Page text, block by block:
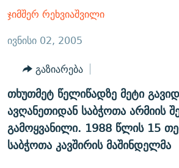
დაბრუნება
ძიებაზე
ᲔᲙᲝᲜᲝᲛᲘᲙᲐ
ᲡᲐᲖᲝᲒᲐᲓᲝᲔᲑᲐ
ᲡᲞᲝᲠᲢᲘ
ᲑᲚᲝᲒᲔᲑᲘ
ᲞᲝᲓᲙᲐᲡᲢᲔᲑᲘ
ᲜᲘᲙᲝᲡ ᲞᲝᲓᲙᲐᲡᲢᲘ
60 ᲓᲔᲪᲘᲑᲔᲚᲘ
ᲒᲐᲜᲙᲘᲗᲮᲕᲘᲡ ᲓᲦᲔ
ᲓᲘᲚᲘᲡ ᲡᲐᲣᲑᲠᲔᲑᲘ
ᲗᲐᲕᲘᲡᲣᲤᲚᲔᲑᲘᲡ ᲛᲝᲜᲘᲢᲝᲠᲘ
ᲤᲔᲜᲝᲕᲐᲜᲘ - 2.10
ᲗᲥᲕᲔᲜᲘ ᲞᲣᲑᲚᲘᲙᲐᲪᲘᲔᲑᲘ
ᲞᲠᲝᲔᲥᲢᲔᲑᲘ
ᲣᲙᲠᲐᲘᲜᲐᲨᲘ ᲓᲐᲦᲣᲞᲣᲚᲘ ᲥᲐᲠᲗᲕᲔᲚᲘ
ᲓᲐᲛᲝᲣᲙᲘᲓᲔᲑᲚᲝᲑᲘᲡ 100 ᲬᲔᲚᲘ
ЭХО КАВКАЗА
ჯიმშერ რეხვიაშვილი
ივნისი 02, 2005
გაზიარება
თხუთმეტ წელიწადზე მეტი
ავღანეთიდან საბჭოთა არმიის
გამოყვანილი. 1988 წლის 15
საბჭოთა კავშირის მაშინდელმა